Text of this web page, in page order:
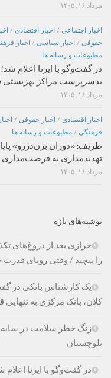
مرداد ۱۶, ۱۴۰۵
اخبار اجتماعی / اخبار اقتصادی /
حقوقی / اخبار سیاسی / اخبار
مطبوعات و رسانه ها
بدسرپرست مراکز بهزیستی
مرداد ۱۶, ۱۴۰۵
اخبار اقتصادی / اخبار حقوقی /
فرهنگی / مطبوعات و رسانه ها
ظریف: «دوران بزن‌دررو»
تهدیدمداری به فرصت‌مداری
مرداد ۱۶, ۱۴۰۵
نوشته‌های تازه
خرازی بعد از دروغ‌های
را پیچید / وقتی رویای
یک کارشناس بانکی در
کلان، بانک مرکزی به تنهایی
زنگ خطر سلامت در
بلوچستان